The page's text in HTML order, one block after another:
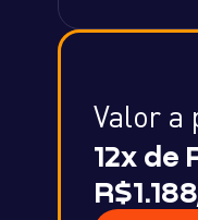
Valor a
12x de